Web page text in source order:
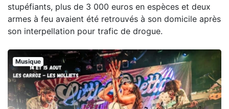
stupéfiants, plus de 3 000 euros en espèces et deux
armes à feu avaient été retrouvés à son domicile après
son interpellation pour trafic de drogue.
Musique